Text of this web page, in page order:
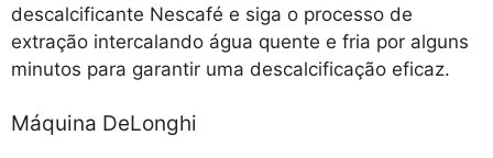
descalcificante Nescafé e siga o processo de
extração intercalando água quente e fria por alguns
minutos para garantir uma descalcificação eficaz.
Máquina DeLonghi